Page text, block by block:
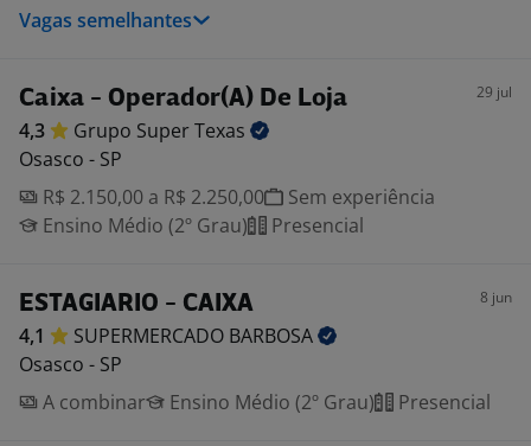
Vagas semelhantes
Caixa - Operador(A) De Loja 29 jul
4,3 Grupo SuperTexas
Osasco - SP
R$ 2.150,00 a R$ 2.250,00
Sem experiência
Ensino Médio (2º Grau)
Presencial
ESTAGIARIO - CAIXA 8 jun
4,1 SUPERMERCADO BARBOSA
Osasco - SP
A combinar
Ensino Médio (2º Grau) Presencial